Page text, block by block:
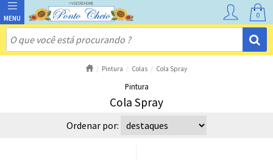
0
Pintura Colas Cola Spray
Pintura
Cola Spray
Ordenar por: